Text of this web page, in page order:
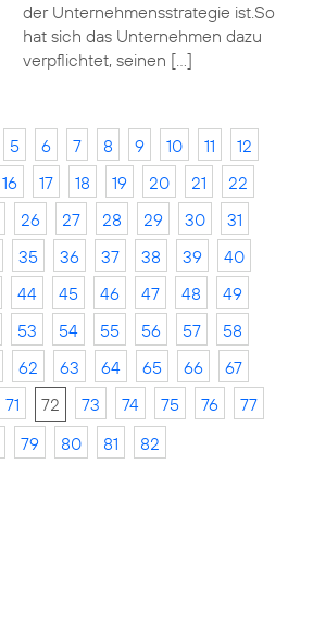
der Unternehmensstrategie ist.So
hat sich das Unternehmen dazu
verpflichtet, seinen […]
5 6 7 8 9 10 11
12
16 17 18 19 20 21
22
26 27 28 29 30
31
35 36 37 38 39
40
44 45 46 47 48
49
53 54 55 56 57
58
62 63 64 65 66
67
71 72 73 74 75 76
77
79 80 81 82